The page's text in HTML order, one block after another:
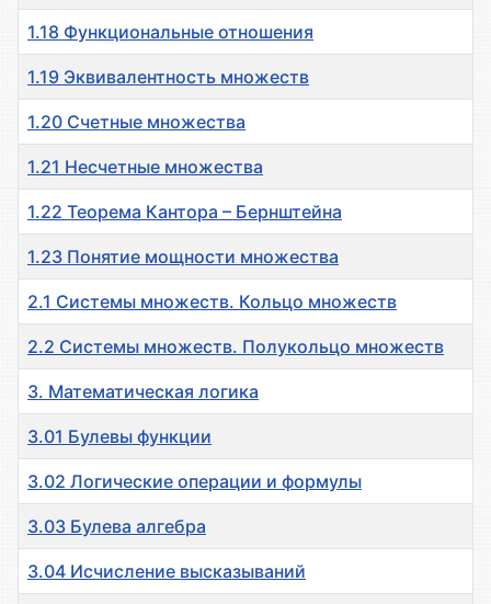
1.18 Функциональные отношения
1.19 Эквивалентность множеств
1.20 Счетные множества
1.21 Несчетные множества
1.22 Теорема Кантора – Бернштейна
1.23 Понятие мощности множества
2.1 Системы множеств. Кольцо множеств
2.2 Системы множеств. Полукольцо множеств
3. Математическая логика
3.01 Булевы функции
3.02 Логические операции и формулы
3.03 Булева алгебра
3.04 Исчисление высказываний